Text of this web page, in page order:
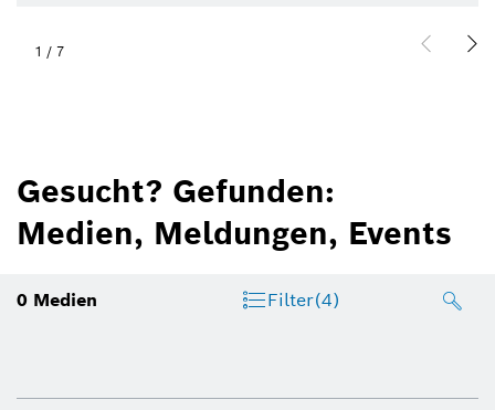
1 / 7
Gesucht? Gefunden:
Medien, Meldungen, Events
0 Medien Filter(4)